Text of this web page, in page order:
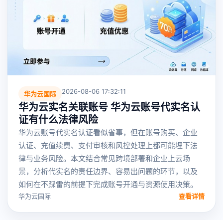
华为云国际 2026-08-06 17:32:11
华为云实名关联账号 华为云账号代实名认
证有什么法律风险
华为云账号代实名认证看似省事，但在账号购买、企业
认证、充值续费、支付审核和风控处理上都可能埋下法
律与业务风险。本文结合常见跨境部署和企业上云场
景，分析代实名的责任边界、容易出问题的环节，以及
如何在不踩雷的前提下完成账号开通与资源使用决策。
华为云国际 查看详情